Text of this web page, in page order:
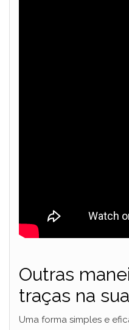
Outras
traças na
Uma forma simples e